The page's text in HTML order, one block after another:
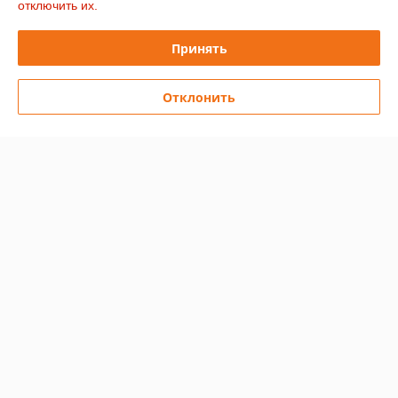
Контакты
отключить их.
Принять
Отклонить